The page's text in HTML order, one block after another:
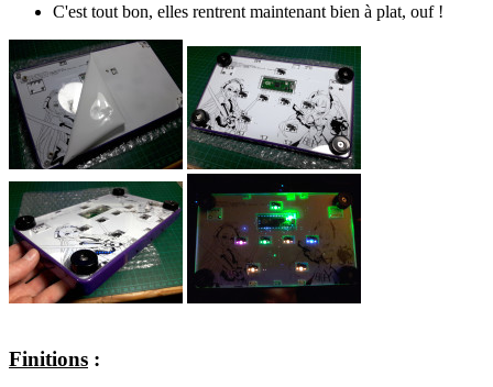
C'est tout bon, elles rentrent maintenant bien à plat, ouf !
Finitions :